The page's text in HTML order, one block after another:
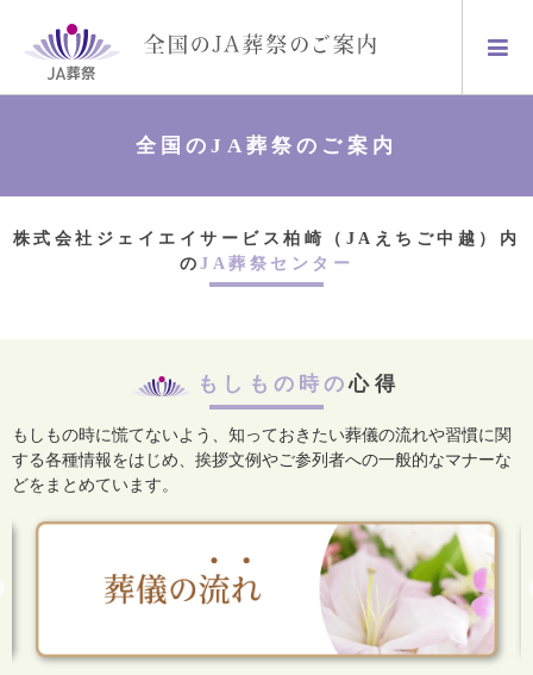
全国のJA葬祭のご案内
株式会社ジェイエイサービス柏崎（JAえちご中越）内
のJA葬祭センター
もしもの時の心得
もしもの時に慌てないよう、知っておきたい葬儀の流れや習慣に関
する各種情報をはじめ、 挨拶文例やご参列者への一般的なマナーな
どをまとめています。